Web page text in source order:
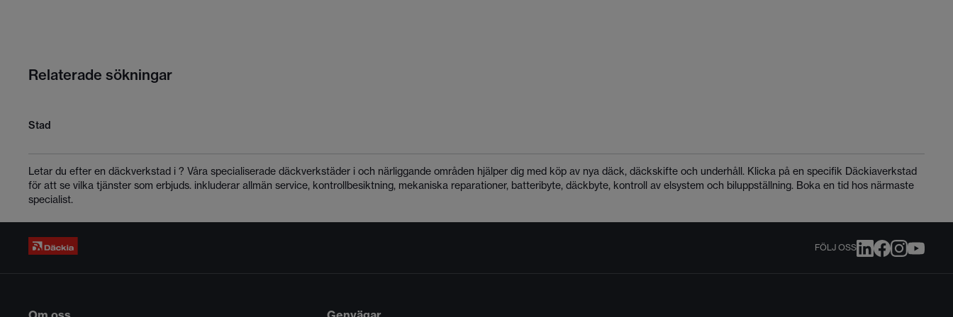
Relaterade sökningar
Stad
Letar du efter en däckverkstad i ? Våra specialiserade däckverkstäder i och närliggande områden hjälper dig med köp av nya däck, däckskifte och underhåll. Klicka på en specifik Däckiaverkstad
för att se vilka tjänster som erbjuds. inkluderar allmän service, kontrollbesiktning, mekaniska reparationer, batteribyte, däckbyte, kontroll av elsystem och biluppställning. Boka en tid hos närmaste
specialist.
FÖLJ OSS